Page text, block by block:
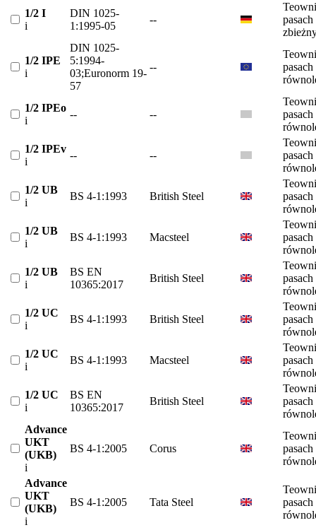
1/2 I
i
DIN 1025-
1:1995-05
--
pasach
1/2 IPE
i
DIN 1025-
5:1994-
03;Euronorm 19-
57
--
pasach
1/2 IPEo
i
-- --
pasach
1/2 IPEv
i
-- --
pasach
1/2 UB
i
BS 4-1:1993 British Steel
pasach
1/2 UB
i
BS 4-1:1993 Macsteel
pasach
1/2 UB
i
BS EN
10365:2017
British Steel
pasach
1/2 UC
i
BS 4-1:1993 British Steel
pasach
1/2 UC
i
BS 4-1:1993 Macsteel
pasach
1/2 UC
i
BS EN
10365:2017
British Steel
pasach
Advance
UKT
(UKB)
i
BS 4-1:2005 Corus
pasach
Advance
UKT
(UKB)
i
BS 4-1:2005 Tata Steel
pasach